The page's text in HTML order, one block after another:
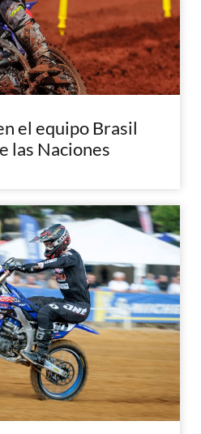
el equipo Brasil
las Naciones